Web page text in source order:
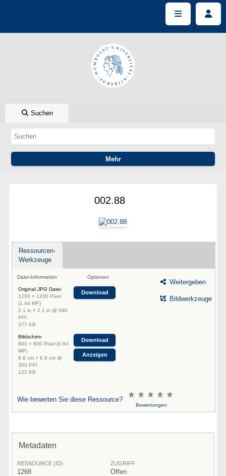
Suchen
002.88
Ressourcen-
Werkzeuge
Datei-Information Optionen
Original JPG Datei
1200 × 1200 Pixel
(1.44 MP)
2.1 in × 2.1 in @ 580
PPI
377 KB
Download
Bildschirm
800 × 800 Pixel (0.64
MP)
6.8 cm × 6.8 cm @
300 PPI
122 KB
Download
Anzeigen
Weitergeben
Bildwerkzeuge
Wie bewerten Sie diese Ressource?
Bewertungen
Metadaten
RESSOURCE (ID)
1268
ZUGRIFF
Offen